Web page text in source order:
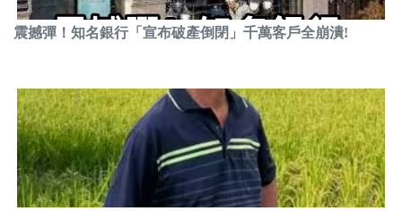
震撼彈！知名銀行「宣布破產倒閉」千萬客戶全崩潰!